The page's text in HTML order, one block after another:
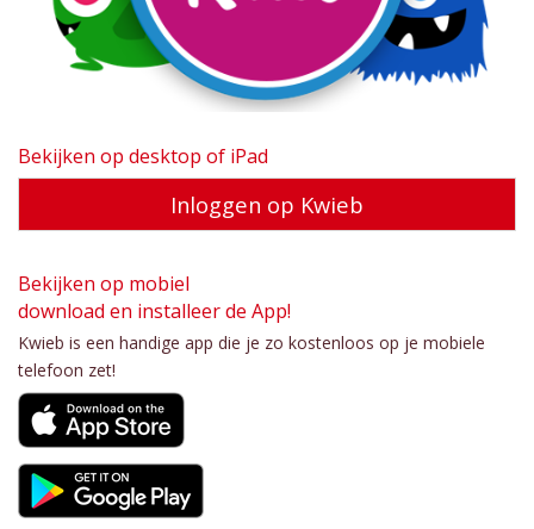
Bekijken op desktop of iPad
Inloggen op Kwieb
Bekijken op mobiel
download en installeer de App!
Kwieb is een handige app die je zo kostenloos op je mobiele
telefoon zet!